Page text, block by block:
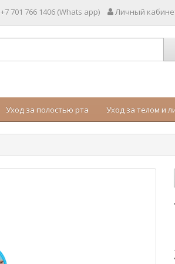
+7 701 766 1406 (Whats app) Личный
Уход за полостью рта Уход за телом и